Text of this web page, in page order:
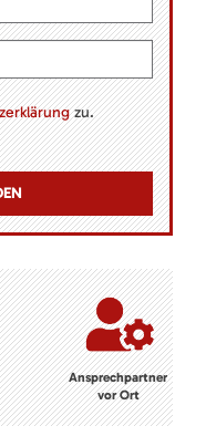
zu.
Ansprechpartner
vor Ort